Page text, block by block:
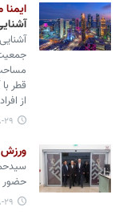
از
ورزش
حضور